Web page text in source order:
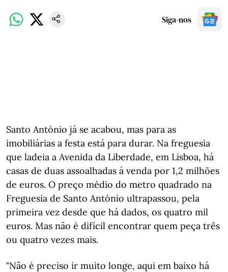
Siga-nos
Santo António já se acabou, mas para as
imobiliárias a festa está para durar. Na freguesia
que ladeia a Avenida da Liberdade, em Lisboa, há
casas de duas assoalhadas à venda por 1,2 milhões
de euros. O preço médio do metro quadrado na
Freguesia de Santo António ultrapassou, pela
primeira vez desde que há dados, os quatro mil
euros. Mas não é difícil encontrar quem peça três
ou quatro vezes mais.
"Não é preciso ir muito longe, aqui em baixo há